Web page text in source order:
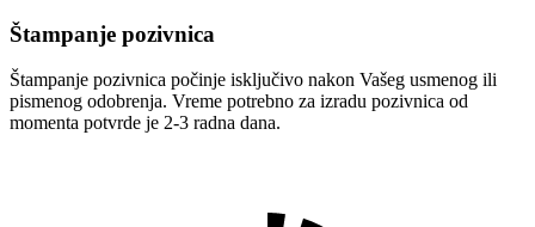
Štampanje pozivnica
Štampanje pozivnica počinje isključivo nakon Vašeg usmenog ili
pismenog odobrenja. Vreme potrebno za izradu pozivnica od
momenta potvrde je 2-3 radna dana.